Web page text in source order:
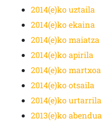
2014(e)ko uztaila
2014(e)ko ekaina
2014(e)ko maiatza
2014(e)ko apirila
2014(e)ko martxoa
2014(e)ko otsaila
2014(e)ko urtarrila
2013(e)ko abendua